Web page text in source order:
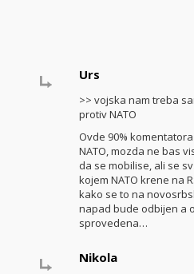
Urs
>> vojska nam treba
protiv NATO
Ovde 90%
NATO, mozda ne bas
da se mobilise, ali se
kojem NATO krene na
kako se to na
napad bude odbijen a
sprovedena…
Nikola